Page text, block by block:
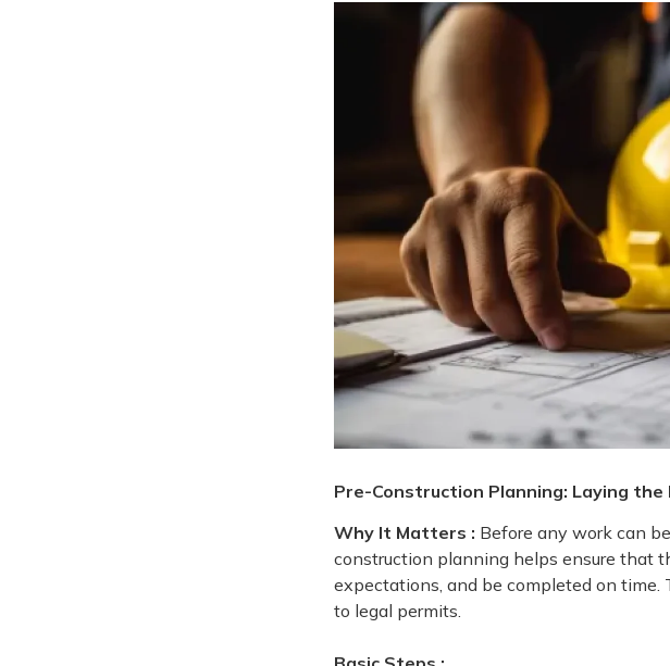
Pre-Construction Planning: Laying the
Why It Matters : Before any work can
construction planning helps ensure that
expectations, and be completed on
to legal permits.